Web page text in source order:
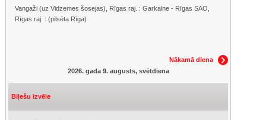
Vangaži (uz Vidzemes šosejas), Rīgas raj. : Garkalne - Rīgas SAO,
Rīgas raj. : (pilsēta Rīga)
Nākamā diena
2026. gada 9. augusts, svētdiena
Biļešu izvēle